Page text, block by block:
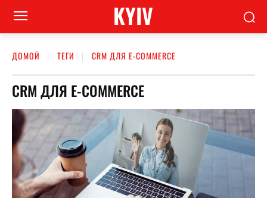
KYIV
ДОМОЙ ТЕГИ CRM ДЛЯ E-COMMERCE
CRM ДЛЯ E-COMMERCE